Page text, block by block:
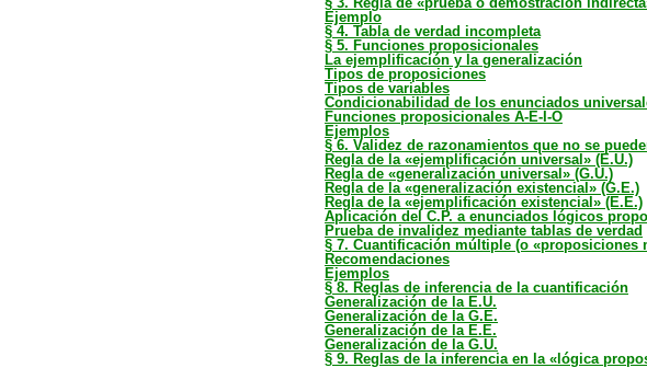
Ejemplo
§ 4. Tabla de verdad incompleta
§ 5. Funciones proposicionales
La ejemplificación y la generalización
Tipos de proposiciones
Tipos de variables
Condicionabilidad de los enunciados
Funciones proposicionales A-E-I-O
Ejemplos
§ 6. Validez de razonamientos que no se
Regla de la «ejemplificación universal» (E.U.)
Regla de «generalización universal» (G.U.)
Regla de la «generalización existencial» (G.E.)
Regla de la «ejemplificación existencial» (E.E.)
Aplicación del C.P. a enunciados lógicos
Prueba de invalidez mediante tablas de verdad
§ 7. Cuantificación múltiple (o «proposiciones
Recomendaciones
Ejemplos
§ 8. Reglas de inferencia de la cuantificación
Generalización de la E.U.
Generalización de la G.E.
Generalización de la E.E.
Generalización de la G.U.
§ 9. Reglas de la inferencia en la «lógica